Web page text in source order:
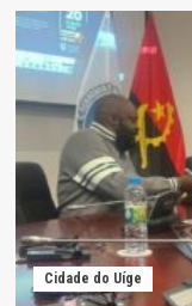
Cidade do Uíge